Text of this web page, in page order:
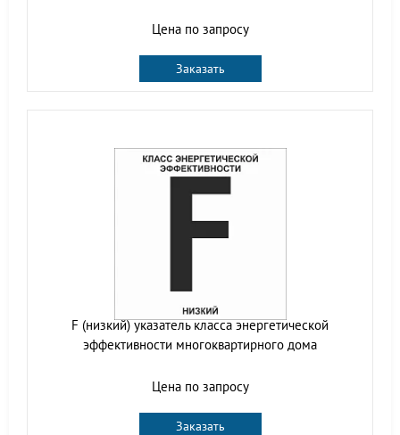
Цена по запросу
Заказать
F (низкий) указатель класса энергетической
эффективности многоквартирного дома
Цена по запросу
Заказать